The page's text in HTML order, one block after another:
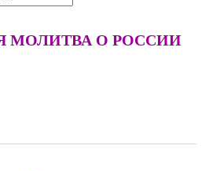
МОЛИТВА О РОССИИ